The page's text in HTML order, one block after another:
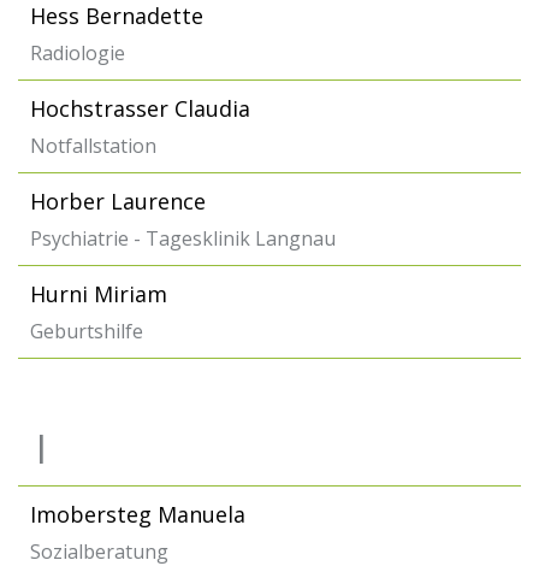
Hess Bernadette
Radiologie
Hochstrasser Claudia
Notfallstation
Horber Laurence
Psychiatrie - Tagesklinik Langnau
Hurni Miriam
Geburtshilfe
I
Imobersteg Manuela
Sozialberatung